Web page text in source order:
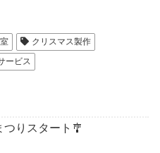
クリスマス製作
ービス
つりスタート🎐